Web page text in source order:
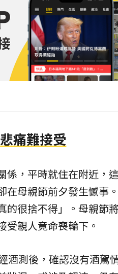
痛難接受
係，平時就住在附近，
在母親節前夕發生憾事
的很捨不得」。母親節
受親人竟命喪輪下。
酒測後，確認沒有酒駕